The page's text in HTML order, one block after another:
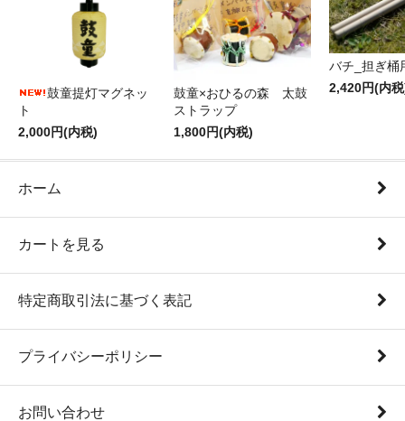
鼓童提灯マグネッ
ト
2,000円(内税)
鼓童×おひるの森 太鼓
ストラップ
1,800円(内税)
バチ_担ぎ桶
2,420円(内
ホーム
カートを見る
特定商取引法に基づく表記
プライバシーポリシー
お問い合わせ